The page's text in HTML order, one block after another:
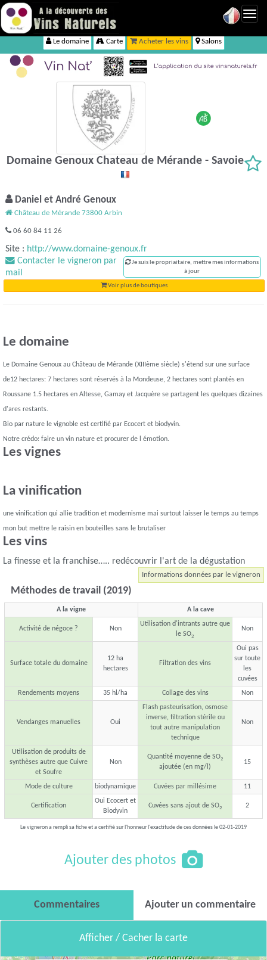
Le domaine Carte Acheter les vins Salons
Domaine Genoux Chateau de Mérande - Savoie
Daniel et André Genoux
Château de Mérande 73800 Arbin
06 60 84 11 26
Site : http://www.domaine-genoux.fr
Contacter le vigneron par
mail
Je suis le propriaitaire, mettre mes informations
à jour
Voir plus de boutiques
Le domaine
Le Domaine Genoux au Château de Mérande (XIIIème siècle) s'étend sur une surface
de12 hectares: 7 hectares sont réservés à la Mondeuse, 2 hectares sont plantés en
Roussane 1.5 hectares en Altesse, Gamay et Jacquère se partagent les quelques dizaines
d'ares restants.
Bio par nature le vignoble est certifié par Ecocert et biodyvin.
Notre crédo: faire un vin nature et procurer de l émotion.
Les vignes
La vinification
une vinification qui allie tradition et modernisme mai surtout laisser le temps au temps
mon but mettre le raisin en bouteilles sans le brutaliser
Les vins
La finesse et la franchise….. redécouvrir l'art de la dégustation
Informations données par le vigneron
Méthodes de travail (2019)
A la vigne A la cave
Activité de négoce ? Non
Utilisation d'intrants autre que
le SO2
Non
Surface totale du domaine
12 ha
hectares
Filtration des vins
Oui pas
sur toute
les
cuvées
Rendements moyens
35 hl/ha Collage des vins Non
Vendanges manuelles Oui
Flash pasteurisation, osmose
inverse, filtration stérile ou
tout autre manipulation
technique
Non
Utilisation de produits de
synthèses autre que Cuivre
et Soufre
Non
Quantité moyenne de SO2
ajoutée (en mg/l)
15
Mode de culture biodynamique Cuvées par millésime 11
Certification
Oui Ecocert et
Biodyvin
Cuvées sans ajout de SO2 2
Le vigneron a rempli sa fiche et a certifié sur l'honneur l'exactitude de ces données le 02-01-2019
Ajouter des photos
Commentaires Ajouter un commentaire
Afficher / Cacher la carte